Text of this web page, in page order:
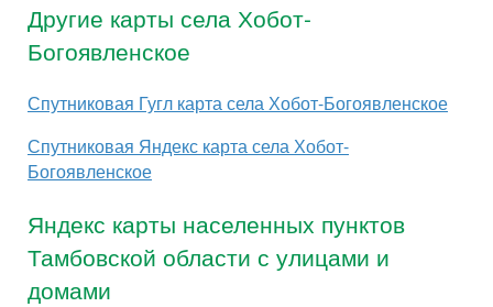
Другие карты села Хобот-
Богоявленское
Спутниковая Гугл карта села Хобот-Богоявленское
Спутниковая Яндекс карта села Хобот-
Богоявленское
Яндекс карты населенных пунктов
Тамбовской области с улицами и
домами